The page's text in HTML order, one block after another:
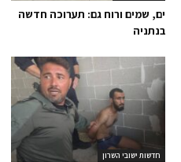
ים, שמים ורוח גם: תערוכה חדשה
בנתניה
חדשות ישובי השרון